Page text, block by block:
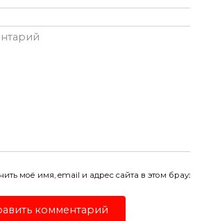
моё имя, email и адрес сайта в этом